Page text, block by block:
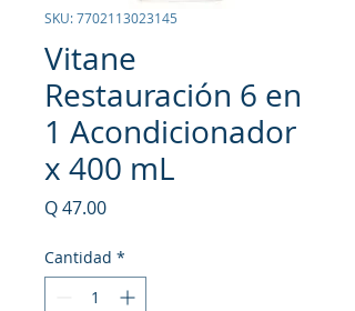
SKU: 7702113023145
Vitane
Restauración 6 en
1 Acondicionador
x 400 mL
Q 47.00Precio
Cantidad *